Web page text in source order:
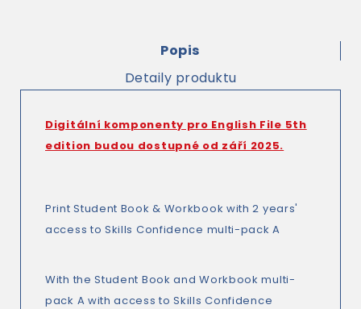
Popis
Detaily produktu
Digitální komponenty pro English File 5th
edition budou dostupné od září 2025.
Print Student Book & Workbook with 2 years'
access to Skills Confidence multi-pack A
With the Student Book and Workbook multi-
pack A with access to Skills Confidence